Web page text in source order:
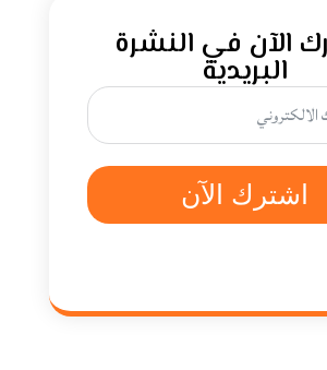
الآن في النشرة
البريدية
اشترك الآن